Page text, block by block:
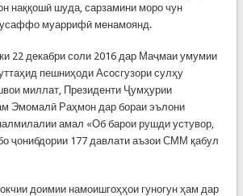
наққошӣ шуда, сарзамини моро чун
муаррифӣ менамоянд.
22 декабри соли 2016 дар Маҷмаи умумии
пешниҳоди Асосгузори сулҳу
миллат, Президенти Ҷумҳурии
Эмомалӣ Раҳмон дар бораи эълони
амал «Об барои рушди устувор,
ҷонибдории 177 давлати аъзои СММ қабул
доимии намоишгоҳҳои гуногун ҳам дар